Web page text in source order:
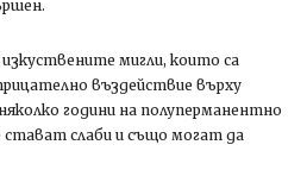
мигли, които са
въздействие върху
години на полуперманентно
слаби и също могат да